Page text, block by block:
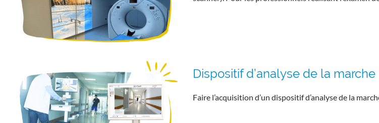
Dispositif d’analyse de la marche
Faire l’acquisition d’un dispositif d’analyse de la